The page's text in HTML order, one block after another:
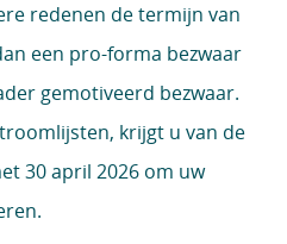
redenen de termijn van
een pro-forma bezwaar
gemotiveerd bezwaar.
krijgt u van de
30 april 2026 om uw